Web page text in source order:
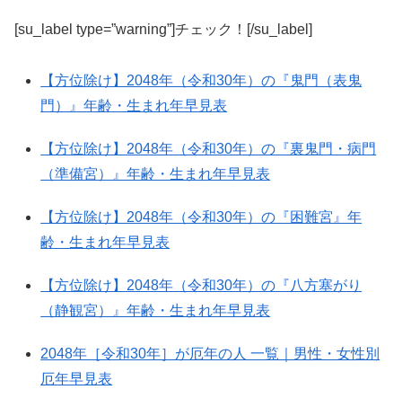
[su_label type=”warning”]チェック！[/su_label]
【方位除け】2048年（令和30年）の『鬼門（表鬼
門）』年齢・生まれ年早見表
【方位除け】2048年（令和30年）の『裏鬼門・病門
（準備宮）』年齢・生まれ年早見表
【方位除け】2048年（令和30年）の『困難宮』年
齢・生まれ年早見表
【方位除け】2048年（令和30年）の『八方塞がり
（静観宮）』年齢・生まれ年早見表
2048年［令和30年］が厄年の人 一覧｜男性・女性別
厄年早見表